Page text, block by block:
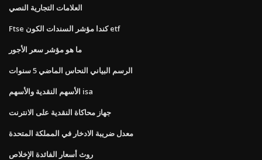
العلامات التجارية النصي
Ftse كندا مؤشر السندات الكون etf
ما هو مؤشر سعر الأجور
الرسم البياني النحاس الماضي 5 سنوات
الأسهم النقدية والأسهم isa
جهاز محاكاة النقدية على الانترنت
معدل ضريبة الادخار في المملكة المتحدة
روث أسعار الفائدة الإخلاص